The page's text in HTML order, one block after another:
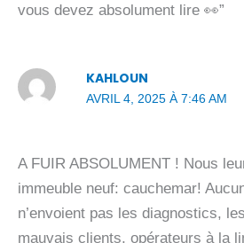
vous devez absolument lire 👀”
KAHLOUN
AVRIL 4, 2025 À 7:46 AM
A FUIR ABSOLUMENT ! Nous
immeuble neuf: cauchemar!
n’envoient pas les diagnostics,
mauvais clients, opérateurs à la